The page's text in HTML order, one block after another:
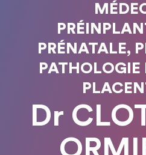
PRÉNATALE,
Dr